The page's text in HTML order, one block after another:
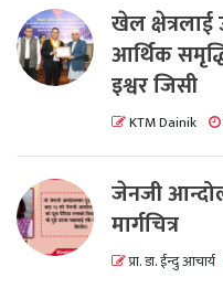
खेल क्षेत्रलाई
आर्थिक
इश्वर जिसी
KTM Dainik
जेनजी
मार्गचित्र
प्रा. डा. ईन्दु आचार्य